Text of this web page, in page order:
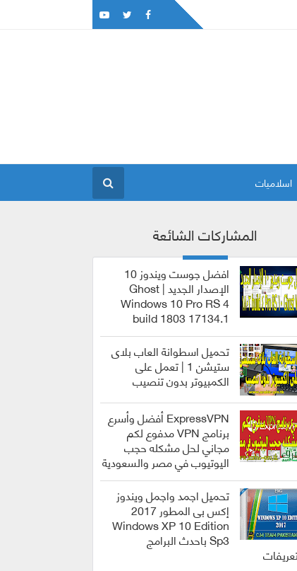
اسلاميات
المشاركات الشائعة
افضل جوست ويندوز 10
الإصدار الجديد | Ghost
Windows 10 Pro RS 4
build 1803 17134.1
تحميل اسطوانة العاب بلاى
ستيشن 1 | تعمل على
الكمبيوتر بدون تنصيب
ExpressVPN أفضل وأسرع
برنامج VPN مدفوع لكم
مجاني لحل مشكله حجب
اليوتيوب في مصر والسعودية
تحميل اجمد واجمل ويندوز
إكس بى المطور 2017
Windows XP 10 Edition
Sp3 باحدث البرامج